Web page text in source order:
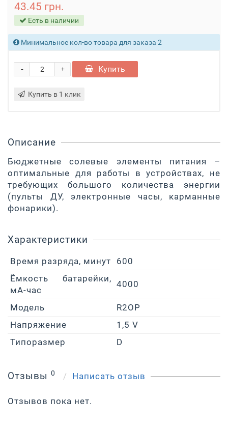
43.45 грн.
Есть в наличии
Минимальное кол-во товара для заказа 2
+
- Купить
Купить в 1 клик
Описание
Бюджетные солевые элементы питания –
оптимальные для работы в устройствах, не
требующих большого количества энергии
(пульты ДУ, электронные часы, карманные
фонарики).
Характеристики
Время разряда, минут
600
Ёмкость батарейки,
мА-час
4000
Модель
R2OP
Напряжение
1,5 V
Типоразмер
D
Отзывы 0 Написать отзыв
Отзывов пока нет.